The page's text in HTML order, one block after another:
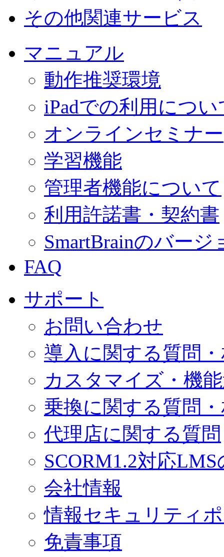
その他関連サービス
マニュアル
動作推奨環境
iPadでの利用につい
オンラインセミナー
学習機能
管理者機能について
利用許諾書・契約書
SmartBrainのバー
FAQ
サポート
お問い合わせ
導入に関する質問
カスタマイズ・機
乗換に関する質問
代理店に関する質問
SCORM1.2対応
会社情報
情報セキュリティ
免責事項